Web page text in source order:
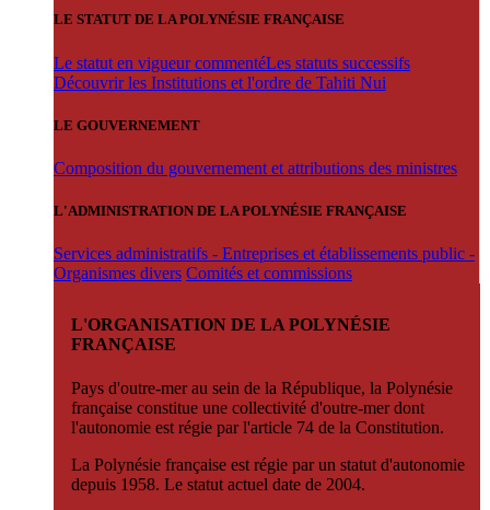
LE STATUT DE LA POLYNÉSIE FRANÇAISE
Le statut en vigueur commentéLes statuts successifs
Découvrir les Institutions et l'ordre de Tahiti Nui
LE GOUVERNEMENT
Composition du gouvernement et attributions des ministres
L'ADMINISTRATION DE LA POLYNÉSIE FRANÇAISE
Services administratifs - Entreprises et établissements public -
Organismes divers Comités et commissions
L'ORGANISATION DE LA POLYNÉSIE
FRANÇAISE
Pays d'outre-mer au sein de la République, la Polynésie
française constitue une collectivité d'outre-mer dont
l'autonomie est régie par l'article 74 de la Constitution.
La Polynésie française est régie par un statut d'autonomie
depuis 1958. Le statut actuel date de 2004.